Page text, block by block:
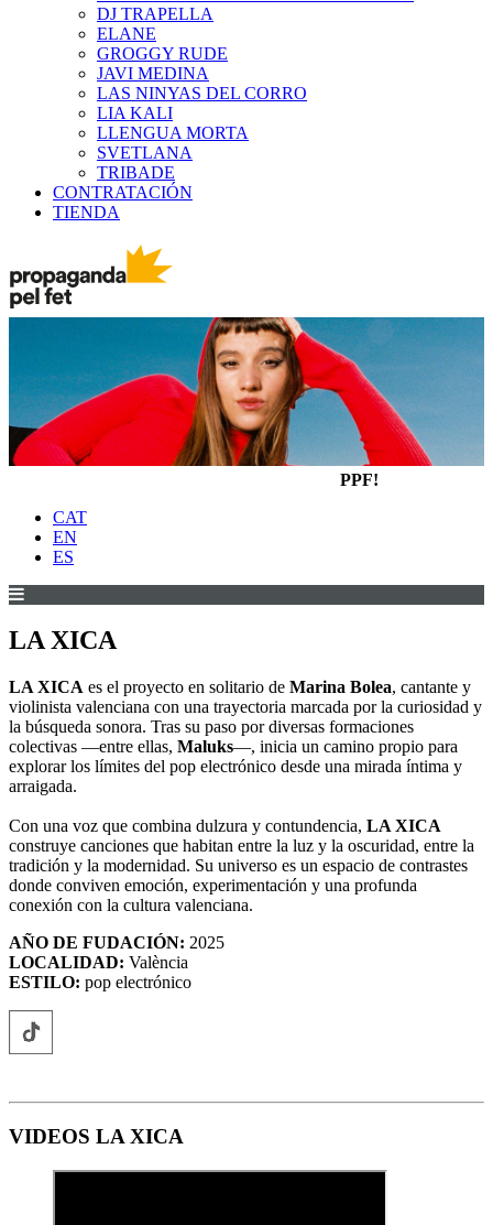
DJ TRAPELLA
ELANE
GROGGY RUDE
JAVI MEDINA
LAS NINYAS DEL CORRO
LIA KALI
LLENGUA MORTA
SVETLANA
TRIBADE
CONTRATACIÓN
TIENDA
PPF!
CAT
EN
ES
LA XICA
LA XICA es el proyecto en solitario de Marina Bolea, cantante y
violinista valenciana con una trayectoria marcada por la curiosidad y
la búsqueda sonora. Tras su paso por diversas formaciones
colectivas —entre ellas, Maluks—, inicia un camino propio para
explorar los límites del pop electrónico desde una mirada íntima y
arraigada.
Con una voz que combina dulzura y contundencia, LA XICA
construye canciones que habitan entre la luz y la oscuridad, entre la
tradición y la modernidad. Su universo es un espacio de contrastes
donde conviven emoción, experimentación y una profunda
conexión con la cultura valenciana.
AÑO DE FUDACIÓN: 2025
LOCALIDAD: València
ESTILO: pop electrónico
VIDEOS LA XICA